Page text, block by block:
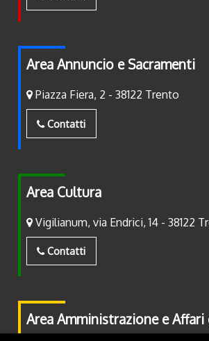
Area Annuncio e Sacramenti
Piazza Fiera, 2 - 38122 Trento
Contatti
Area Cultura
Vigilianum, via Endrici, 14 - 38122
Contatti
Area Amministrazione e Affari